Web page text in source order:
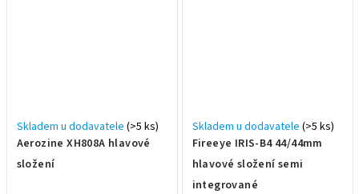
Aerozine XH808A hlavové
složení
Skladem u dodavatele (>5 ks)
Fireeye IRIS-B4 44/44mm
hlavové složení semi
integrované
Skladem u dodavatele (>5 ks)